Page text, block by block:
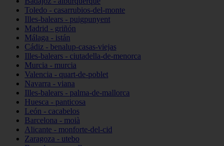
Toledo - casarrubios-del-monte
Illes-balears - puigpunyent
Madrid - griñón
Málaga - istán
Cádiz - benalup-casas-viejas
Illes-balears - ciutadella-de-menorca
Murcia - murcia
Valencia - quart-de-poblet
Navarra - viana
Illes-balears - palma-de-mallorca
Huesca - panticosa
León - cacabelos
Barcelona - moià
Alicante - monforte-del-cid
Zaragoza - utebo